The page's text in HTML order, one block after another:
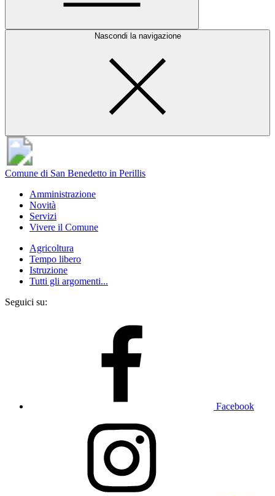
Nascondi la navigazione
Comune di San Benedetto in Perillis
Amministrazione
Novità
Servizi
Vivere il Comune
Agricoltura
Tempo libero
Istruzione
Tutti gli argomenti...
Seguici su:
Facebook